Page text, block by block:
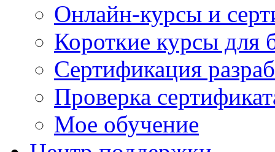
Онлайн-курсы и
Короткие курсы для
Сертификация
Проверка
Мое обучение